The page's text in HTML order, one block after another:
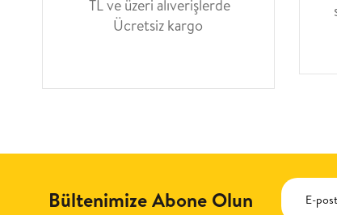
TL ve üzeri alıverişlerde
Ücretsiz kargo
Bültenimize Abone Olun